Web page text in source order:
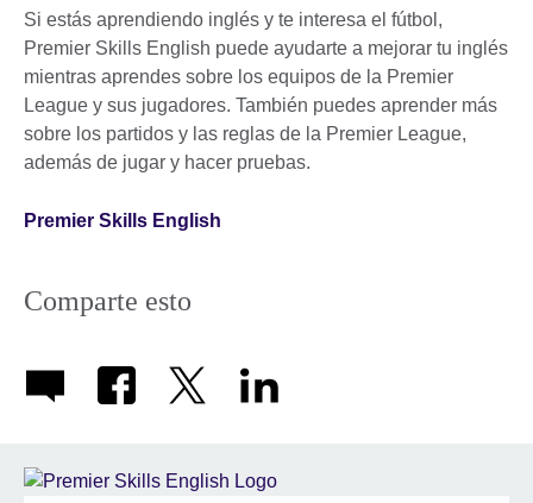
Si estás aprendiendo inglés y te interesa el fútbol,
Premier Skills English puede ayudarte a mejorar tu inglés
mientras aprendes sobre los equipos de la Premier
League y sus jugadores. También puedes aprender más
sobre los partidos y las reglas de la Premier League,
además de jugar y hacer pruebas.
Premier Skills English
Comparte esto